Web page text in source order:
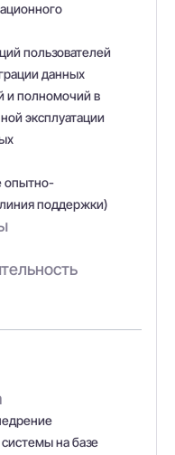
пользователей
данных
и полномочий в
эксплуатации
опытно-
поддержки)
на базе